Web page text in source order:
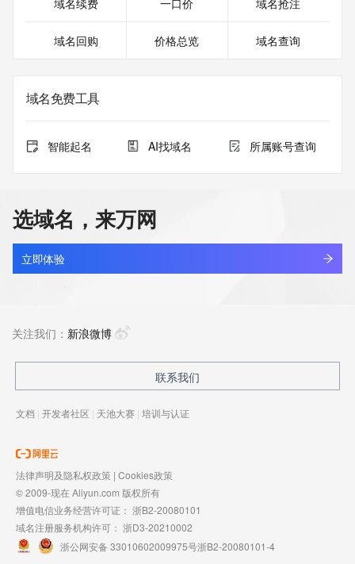
域名续费 一口价 域名抢注
域名回购 价格总览 域名查询
域名免费工具
智能起名 AI找域名 所属账号查询
选域名，来万网
立即体验
关注我们： 新浪微博
联系我们
文档 | 开发者社区 | 天池大赛 | 培训与认证
法律声明及隐私权政策 | Cookies政策
© 2009-现在 Aliyun.com 版权所有
增值电信业务经营许可证： 浙B2-20080101
域名注册服务机构许可： 浙D3-20210002
浙公网安备 33010602009975号浙B2-20080101-4